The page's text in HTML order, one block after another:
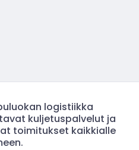
logistiikka
kuljetuspalvelut ja
toimitukset kaikkialle